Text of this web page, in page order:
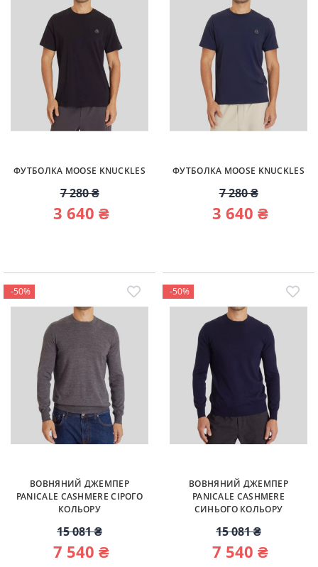
ФУТБОЛКА MOOSE KNUCKLES
7 280 ₴
3 640 ₴
ФУТБОЛКА MOOSE KNUCKLES
7 280 ₴
3 640 ₴
-50%
ВОВНЯНИЙ ДЖЕМПЕР
PANICALE CASHMERE СІРОГО
КОЛЬОРУ
15 081 ₴
7 540 ₴
-50%
ВОВНЯНИЙ ДЖЕМПЕР
PANICALE CASHMERE
СИНЬОГО КОЛЬОРУ
15 081 ₴
7 540 ₴